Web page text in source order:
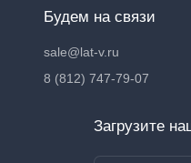
Будем на связи
sale@lat-v.ru
8 (812) 747-79-07
Загрузите